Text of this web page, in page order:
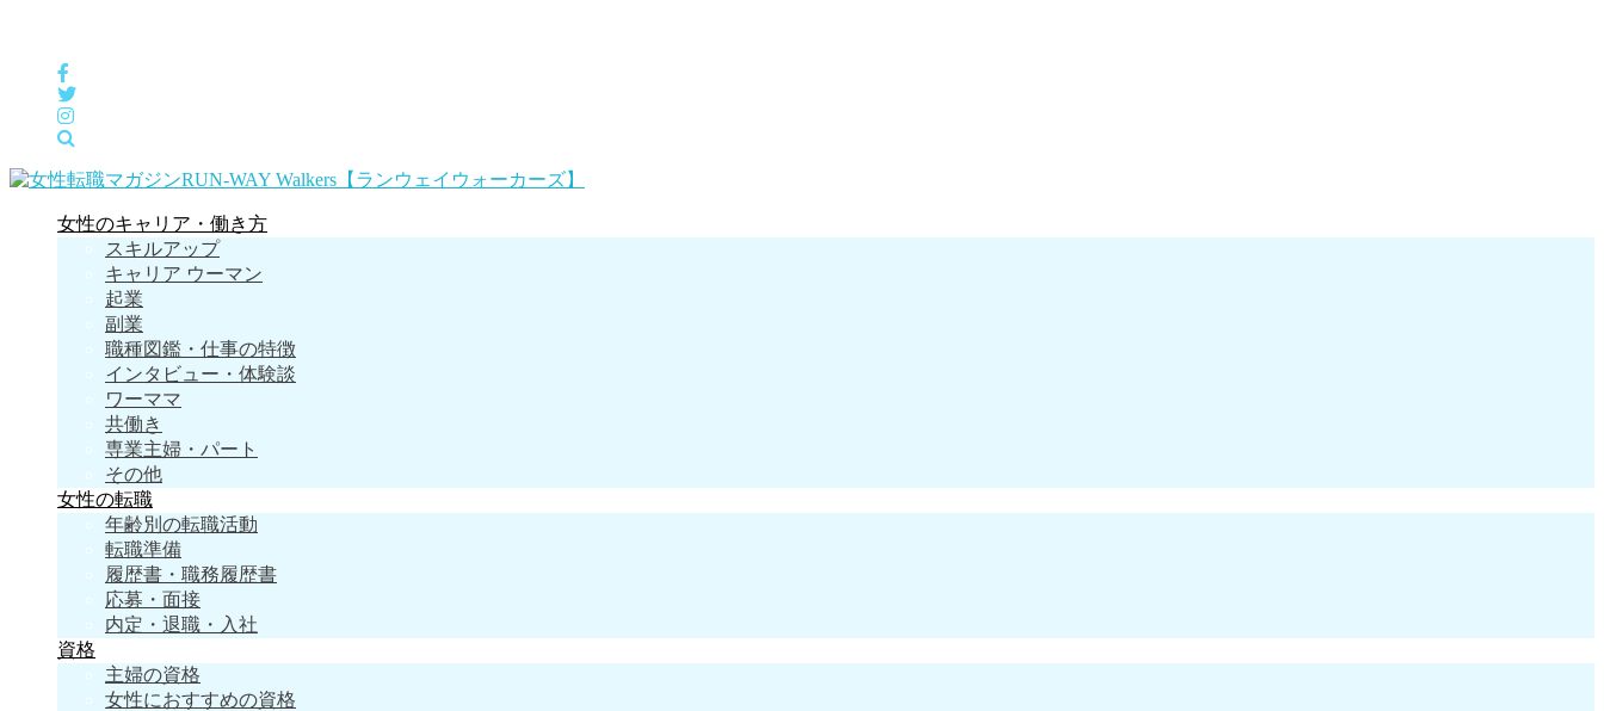
女性のキャリア・働き方
スキルアップ
キャリア ウーマン
起業
副業
職種図鑑・仕事の特徴
インタビュー・体験談
ワーママ
共働き
専業主婦・パート
その他
女性の転職
年齢別の転職活動
転職準備
履歴書・職務履歴書
応募・面接
内定・退職・入社
資格
主婦の資格
女性におすすめの資格